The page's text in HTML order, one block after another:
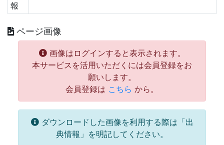
報
ページ画像
画像はログインすると表示されます。
本サービスを活用いただくには会員登録をお
願いします。
会員登録は こちら から。
ダウンロードした画像を利用する際は「出
典情報」を明記してください。